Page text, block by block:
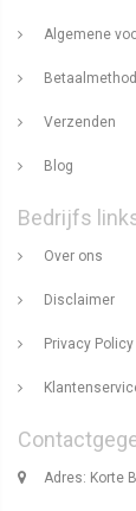
Algemene
Verzenden
Blog
Bedrijfs
Over ons
Disclaimer
Privacy Policy
Adres: Korte